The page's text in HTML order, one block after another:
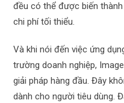
đều có thể được biến
chi phí tối thiểu.
Và khi nói đến việc ứng
trường doanh nghiệp,
giải pháp hàng đầu. Đây
dành cho người tiêu dùng.